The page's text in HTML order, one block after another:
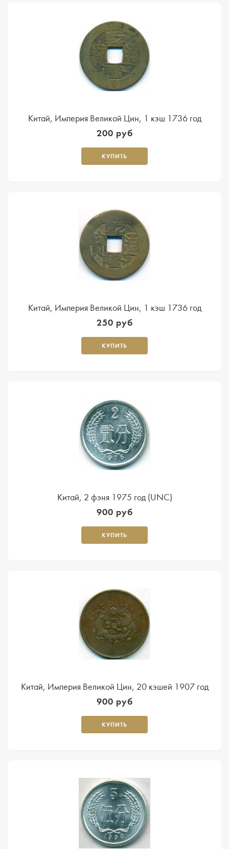
Китай, Империя Великой Цин, 1 кэш 1736 год
200 руб
КУПИТЬ
Китай, Империя Великой Цин, 1 кэш 1736 год
250 руб
КУПИТЬ
Китай, 2 фэня 1975 год (UNC)
900 руб
КУПИТЬ
Китай, Империя Великой Цин, 20 кэшей 1907 год
900 руб
КУПИТЬ